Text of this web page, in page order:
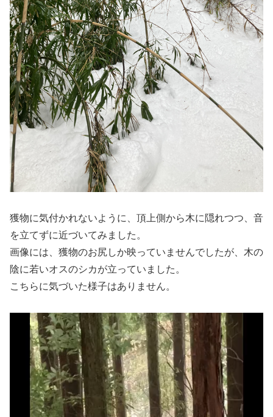
獲物に気付かれないように、頂上側から木に隠れつつ、音
を立てずに近づいてみました。
画像には、獲物のお尻しか映っていませんでしたが、木の
陰に若いオスのシカが立っていました。
こちらに気づいた様子はありません。